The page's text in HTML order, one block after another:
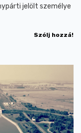
jelölt személye
Szólj hozzá!